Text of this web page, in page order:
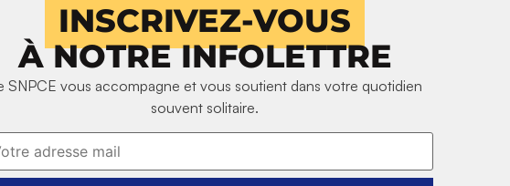
INSCRIVEZ-VOUS
À NOTRE INFOLETTRE
SNPCE vous accompagne et vous soutient dans votre quotidien
souvent solitaire.